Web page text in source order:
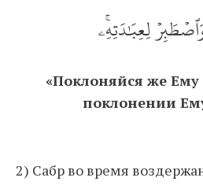
لِعِبَٰدَتِهِۦۚ
«Поклоняйся же Ему
поклонении
2) Сабр во время